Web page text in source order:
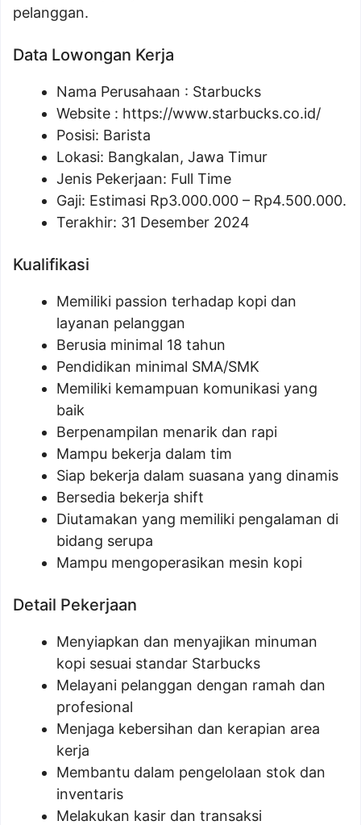
pelanggan.
Data Lowongan Kerja
Nama Perusahaan : Starbucks
Website : https://www.starbucks.co.id/
Posisi: Barista
Lokasi: Bangkalan, Jawa Timur
Jenis Pekerjaan: Full Time
Gaji: Estimasi Rp3.000.000 – Rp4.500.000.
Terakhir: 31 Desember 2024
Kualifikasi
Memiliki passion terhadap kopi dan
layanan pelanggan
Berusia minimal 18 tahun
Pendidikan minimal SMA/SMK
Memiliki kemampuan komunikasi yang
baik
Berpenampilan menarik dan rapi
Mampu bekerja dalam tim
Siap bekerja dalam suasana yang dinamis
Bersedia bekerja shift
Diutamakan yang memiliki pengalaman di
bidang serupa
Mampu mengoperasikan mesin kopi
Detail Pekerjaan
Menyiapkan dan menyajikan minuman
kopi sesuai standar Starbucks
Melayani pelanggan dengan ramah dan
profesional
Menjaga kebersihan dan kerapian area
kerja
Membantu dalam pengelolaan stok dan
inventaris
Melakukan kasir dan transaksi